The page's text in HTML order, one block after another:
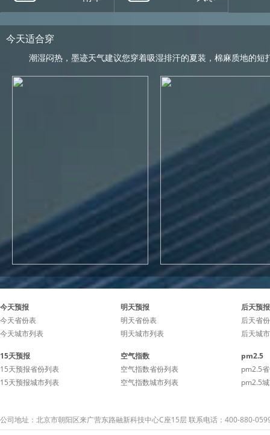
今天适合穿
潮湿闷热，墨迹天气建议您穿着吸湿排汗的夏装，棉麻质地的短
今天预报
今天省份表
今天城市列表
明天预报
明天省份表
明天城市列表
后天预报
后天省
后天城
15天预报
15天预报省份列表
15天预报城市列表
空气指数
空气指数省份列表
空气指数城市列表
pm2.5
pm2.5
pm2.5
公司地址：北京市朝阳区来广营东路融新科技中心C座15层 联系电话：400-880-